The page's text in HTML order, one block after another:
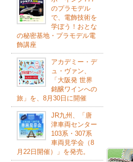
のプラモデル
で、電飾技術を
学ぼう！おとな
の秘密基地・プラモデル電
飾講座
アカデミー・デ
ュ・ヴァン、
「大阪発 世界
銘醸ワインへの
旅」を、8月30日に開催
JR九州、「唐
津車両センター
103系・307系
車両見学会（8
月22日開催）」を発売。